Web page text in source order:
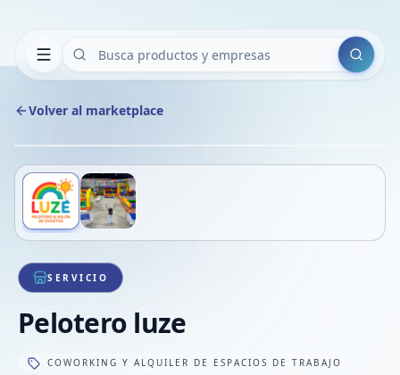
Buscar
Volver al marketplace
1/2
SERVICIO
Pelotero luze
COWORKING Y ALQUILER DE ESPACIOS DE TRABAJO